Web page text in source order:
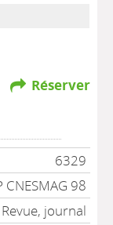
Réserver
6329
CNESMAG 98
Revue, journal